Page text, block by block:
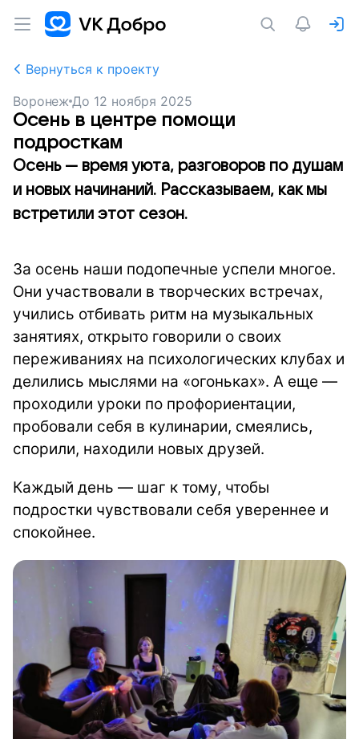
Вернуться к проекту
Воронеж До 12 ноября 2025
Осень в центре помощи
подросткам
Осень — время уюта, разговоров по душам
и новых начинаний. Рассказываем, как мы
встретили этот сезон.
За осень наши подопечные успели многое.
Они участвовали в творческих встречах,
учились отбивать ритм на музыкальных
занятиях, открыто говорили о своих
переживаниях на психологических клубах и
делились мыслями на «огоньках». А еще —
проходили уроки по профориентации,
пробовали себя в кулинарии, смеялись,
спорили, находили новых друзей.
Каждый день — шаг к тому, чтобы
подростки чувствовали себя увереннее и
спокойнее.